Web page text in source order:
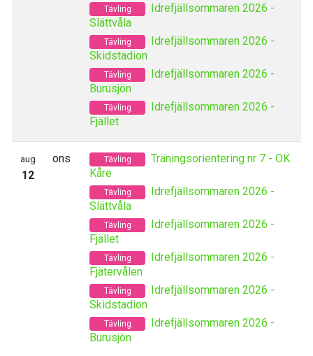
Tävling
Idrefjällsommaren 2026 -
Slättvåla
Tävling
Idrefjällsommaren 2026 -
Skidstadion
Tävling
Idrefjällsommaren 2026 -
Burusjön
Tävling
Idrefjällsommaren 2026 -
Fjället
aug
12
ons Tävling
Träningsorientering nr 7 - OK
Kåre
Tävling
Idrefjällsommaren 2026 -
Slättvåla
Tävling
Idrefjällsommaren 2026 -
Fjället
Tävling
Idrefjällsommaren 2026 -
Fjätervålen
Tävling
Idrefjällsommaren 2026 -
Skidstadion
Tävling
Idrefjällsommaren 2026 -
Burusjön